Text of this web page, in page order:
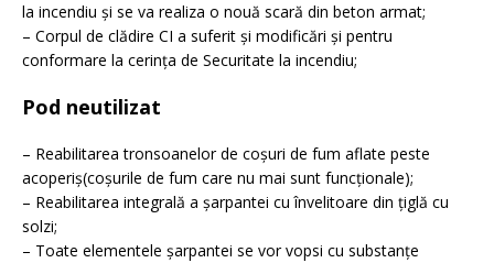
la incendiu şi se va realiza o nouă scară din beton armat;
– Corpul de clădire CI a suferit şi modificări şi pentru
conformare la cerinţa de Securitate la incendiu;
Pod neutilizat
– Reabilitarea tronsoanelor de coşuri de fum aflate peste
acoperiş(coşurile de fum care nu mai sunt funcţionale);
– Reabilitarea integrală a şarpantei cu învelitoare din ţiglă cu
solzi;
– Toate elementele şarpantei se vor vopsi cu substanţe